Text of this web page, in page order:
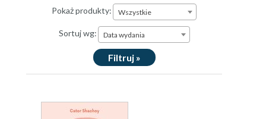
Pokaż produkty: Wszystkie
Sortuj wg: Data wydania
Filtruj »